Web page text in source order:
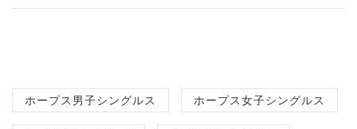
ホープス男子シングルス ホープス女子シングルス